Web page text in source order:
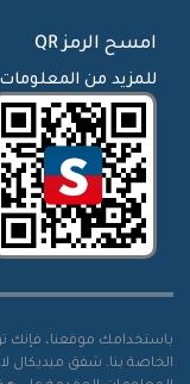
امسح الرمز QR
للمزيد من المعلومات
باستخدامك موقعنا، فإنك
الخاصة بنا. شفق ميديكال